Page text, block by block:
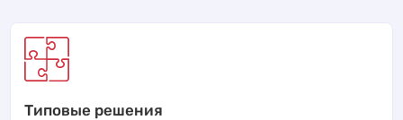
Типовые решения